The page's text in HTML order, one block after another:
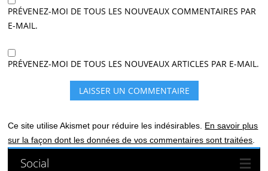
PRÉVENEZ-MOI DE TOUS LES NOUVEAUX COMMENTAIRES PAR
E-MAIL.
PRÉVENEZ-MOI DE TOUS LES NOUVEAUX ARTICLES PAR E-MAIL.
Ce site utilise Akismet pour réduire les indésirables. En savoir plus
sur la façon dont les données de vos commentaires sont traitées.
Social